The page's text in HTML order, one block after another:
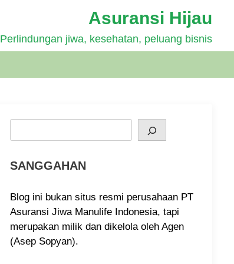
Asuransi Hijau
Perlindungan jiwa, kesehatan, peluang bisnis
SANGGAHAN
Blog ini bukan situs resmi perusahaan PT
Asuransi Jiwa Manulife Indonesia, tapi
merupakan milik dan dikelola oleh Agen
(Asep Sopyan).